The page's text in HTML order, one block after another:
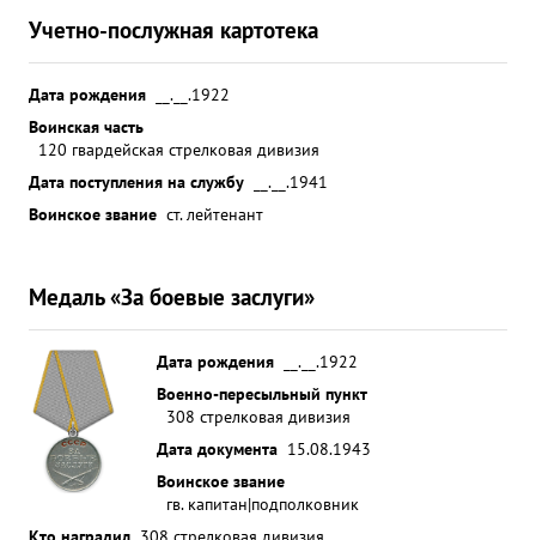
Учетно-послужная картотека
Дата рождения
__.__.1922
Воинская часть
120 гвардейская стрелковая дивизия
Дата поступления на службу
__.__.1941
Воинское звание ст. лейтенант
Медаль «За боевые заслуги»
Дата рождения
__.__.1922
Военно-пересыльный пункт
308 стрелковая дивизия
Дата документа 15.08.1943
Воинское звание
гв. капитан|подполковник